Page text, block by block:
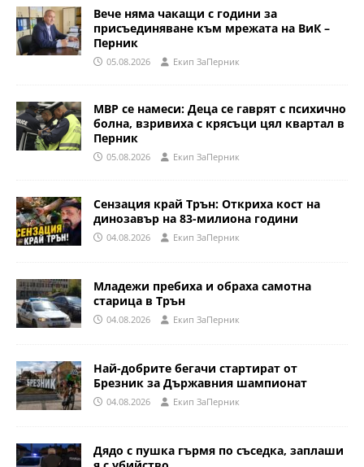
Вече няма чакащи с години за
присъединяване към мрежата на ВиК –
Перник
05.08.2026 Eкип ЗаПерник
МВР се намеси: Деца се гаврят с психично
болна, взривиха с крясъци цял квартал в
Перник
05.08.2026 Eкип ЗаПерник
Сензация край Трън: Откриха кост на
динозавър на 83-милиона години
04.08.2026 Eкип ЗаПерник
Младежи пребиха и обраха самотна
старица в Трън
04.08.2026 Eкип ЗаПерник
Най-добрите бегачи стартират от
Брезник за Държавния шампионат
04.08.2026 Eкип ЗаПерник
Дядо с пушка гърмя по съседка, заплаши